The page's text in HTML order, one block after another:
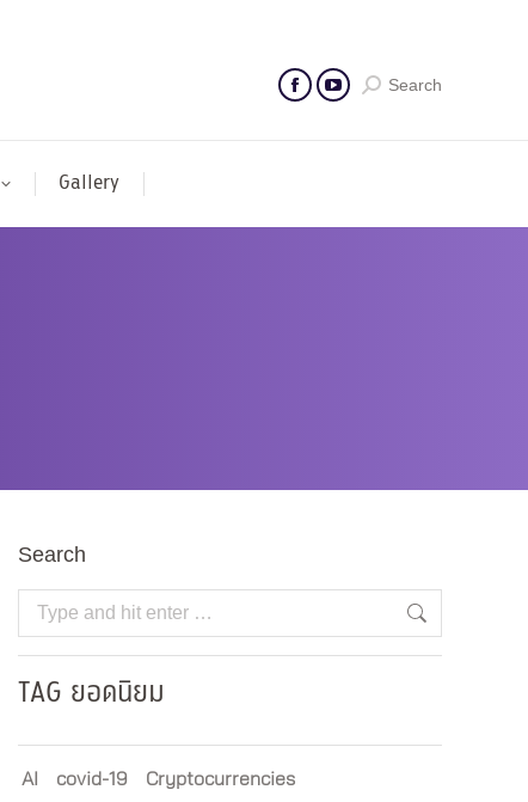
Search
Gallery
Search
Search:
TAG ยอดนิยม
AI covid-19
Cryptocurrencies